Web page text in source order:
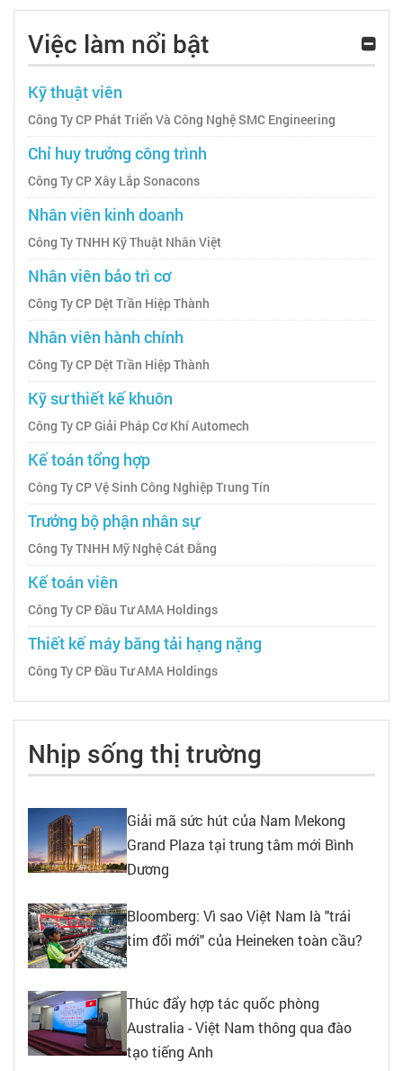
Việc làm nổi bật
Kỹ thuật viên
Công Ty CP Phát Triển Và Công Nghệ SMC Engineering
Chỉ huy trưởng công trình
Công Ty CP Xây Lắp Sonacons
Nhân viên kinh doanh
Công Ty TNHH Kỹ Thuật Nhân Việt
Nhân viên bảo trì cơ
Công Ty CP Dệt Trần Hiệp Thành
Nhân viên hành chính
Công Ty CP Dệt Trần Hiệp Thành
Kỹ sư thiết kế khuôn
Công Ty CP Giải Pháp Cơ Khí Automech
Kế toán tổng hợp
Công Ty CP Vệ Sinh Công Nghiệp Trung Tín
Trưởng bộ phận nhân sự
Công Ty TNHH Mỹ Nghệ Cát Đằng
Kế toán viên
Công Ty CP Đầu Tư AMA Holdings
Thiết kế máy băng tải hạng nặng
Công Ty CP Đầu Tư AMA Holdings
Nhịp sống thị trường
Giải mã sức hút của Nam Mekong
Grand Plaza tại trung tâm mới Bình
Dương
Bloomberg: Vì sao Việt Nam là "trái
tim đổi mới" của Heineken toàn cầu?
Thúc đẩy hợp tác quốc phòng
Australia - Việt Nam thông qua đào
tạo tiếng Anh